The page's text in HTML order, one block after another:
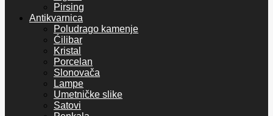
Pirsing
Antikvarnica
Poludrago kamenje
Ćilibar
Kristal
Porcelan
Slonovača
Lampe
Umetničke slike
Satovi